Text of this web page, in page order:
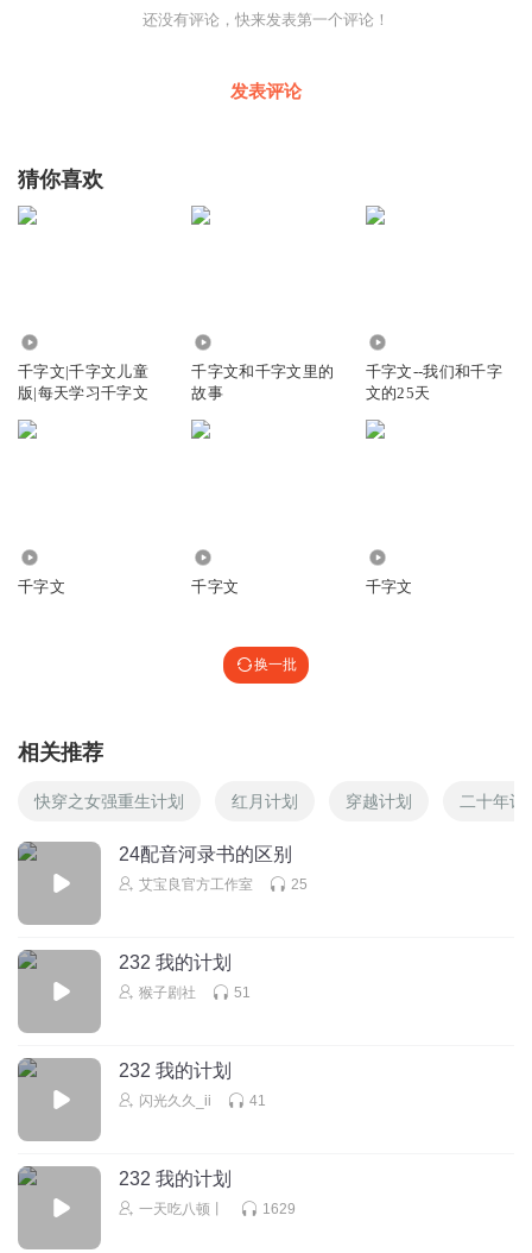
还没有评论，快来发表第一个评论！
发表评论
猜你喜欢
千字文|千字文儿童
版|每天学习千字文
千字文和千字文里的
故事
千字文--我们和千字
文的25天
千字文 千字文 千字文
换一批
相关推荐
快穿之女强重生计划 红月计划 穿越计划 二十年计
24配音河录书的区别
艾宝良官方工作室 25
232 我的计划
猴子剧社 51
232 我的计划
闪光久久_ii 41
232 我的计划
一天吃八顿丨 1629